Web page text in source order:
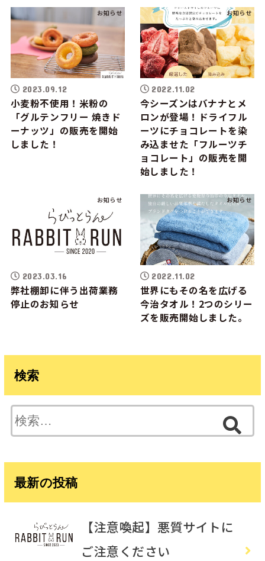
お知らせ
2023.09.12
小麦粉不使用！米粉の
「グルテンフリー 焼きド
ーナッツ」の販売を開始
しました！
お知らせ
2022.11.02
今シーズンはバナナとメ
ロンが登場！ドライフル
ーツにチョコレートを染
み込ませた「フルーツチ
ョコレート」の販売を開
始しました！
お知らせ
2023.03.16
弊社棚卸に伴う出荷業務
停止のお知らせ
お知らせ
2022.11.02
世界にもその名を広げる
今治タオル！2つのシリー
ズを販売開始しました。
検索
索:
最新の投稿
【注意喚起】悪質サイトに
ご注意ください